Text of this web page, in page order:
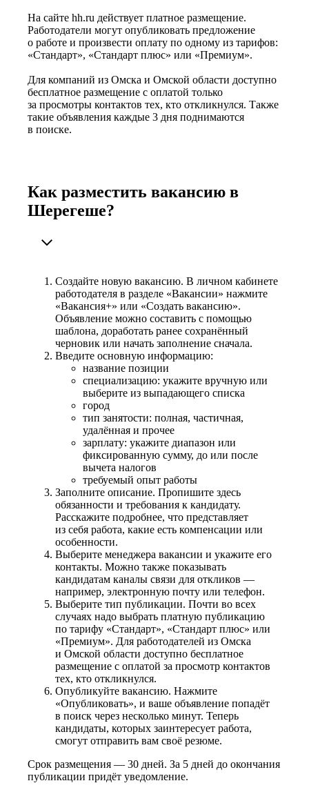
На сайте hh.ru действует платное размещение.
Работодатели могут опубликовать предложение
о работе и произвести оплату по одному из тарифов:
«Стандарт», «Стандарт плюс» или «Премиум».
Для компаний из Омска и Омской области доступно
бесплатное размещение с оплатой только
за просмотры контактов тех, кто откликнулся. Также
такие объявления каждые 3 дня поднимаются
в поиске.
Как разместить вакансию в
Шерегеше?
Создайте новую вакансию. В личном кабинете
работодателя в разделе «Вакансии» нажмите
«Вакансия+» или «Создать вакансию».
Объявление можно составить с помощью
шаблона, доработать ранее сохранённый
черновик или начать заполнение сначала.
Введите основную информацию:
название позиции
специализацию: укажите вручную или
выберите из выпадающего списка
город
тип занятости: полная, частичная,
удалённая и прочее
зарплату: укажите диапазон или
фиксированную сумму, до или после
вычета налогов
требуемый опыт работы
Заполните описание. Пропишите здесь
обязанности и требования к кандидату.
Расскажите подробнее, что представляет
из себя работа, какие есть компенсации или
особенности.
Выберите менеджера вакансии и укажите его
контакты. Можно также показывать
кандидатам каналы связи для откликов —
например, электронную почту или телефон.
Выберите тип публикации. Почти во всех
случаях надо выбрать платную публикацию
по тарифу «Стандарт», «Стандарт плюс» или
«Премиум». Для работодателей из Омска
и Омской области доступно бесплатное
размещение с оплатой за просмотр контактов
тех, кто откликнулся.
Опубликуйте вакансию. Нажмите
«Опубликовать», и ваше объявление попадёт
в поиск через несколько минут. Теперь
кандидаты, которых заинтересует работа,
смогут отправить вам своё резюме.
Срок размещения — 30 дней. За 5 дней до окончания
публикации придёт уведомление.